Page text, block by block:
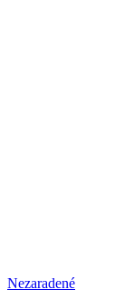
Nezaradené